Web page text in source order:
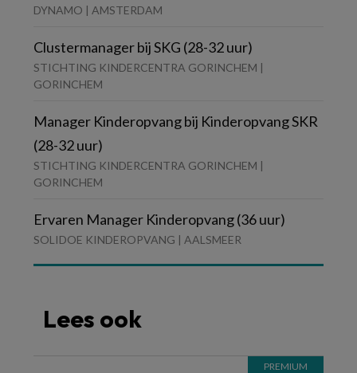
DYNAMO | AMSTERDAM
Clustermanager bij SKG (28-32 uur)
STICHTING KINDERCENTRA GORINCHEM |
GORINCHEM
Manager Kinderopvang bij Kinderopvang SKR
(28-32 uur)
STICHTING KINDERCENTRA GORINCHEM |
GORINCHEM
Ervaren Manager Kinderopvang (36 uur)
SOLIDOE KINDEROPVANG | AALSMEER
Lees ook